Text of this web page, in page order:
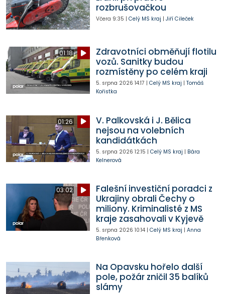
rozbrušovačkou
Včera 9:35 | Celý MS kraj | Jiří Cileček
01:18
Zdravotníci obměňují flotilu
vozů. Sanitky budou
rozmístěny po celém kraji
5. srpna 2026 14:17 | Celý MS kraj | Tomáš
Kořistka
01:26
V. Palkovská i J. Bělica
nejsou na volebních
kandidátkách
5. srpna 2026 12:15 | Celý MS kraj | Bára
Kelnerová
03:02
Falešní investiční poradci z
Ukrajiny obrali Čechy o
miliony. Kriminalisté z MS
kraje zasahovali v Kyjevě
5. srpna 2026 10:14| Celý MS kraj | Anna
Břenková
Na Opavsku hořelo další
pole, požár zničil 35 balíků
slámy